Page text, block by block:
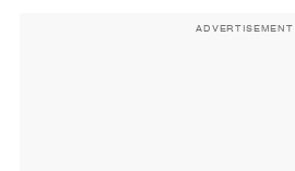
ADVERTISEMENT